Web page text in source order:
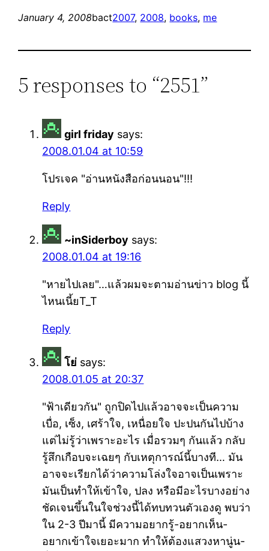
January 4, 2008bact2007, 2008, books, me
5 responses to “2551”
girl friday says:
2008.01.04 at 10:59
โปรเจค "อ่านหนังสือก่อนนอน"!!!
Reply
~inSiderboy says:
2008.01.04 at 19:16
"หายไปเลย"…แล้วผมจะตามอ่านข่าว blog นี้
ไหนเนี้ยT_T
Reply
โย่ says:
2008.01.05 at 20:37
"ฟ้าเดียวกัน" ถูกปิดไปแล้วอาจจะเป็นความ
เบื่อ, เซ็ง, เศร้าใจ, เหนื่อยใจ ปะปนกันไปบ้าง
แต่ไม่รู้ว่าเพราะอะไร เมื่อรวมๆ กันแล้ว กลับ
รู้สึกเกือบจะเฉยๆ กับเหตุการณ์นี้บางที… มัน
อาจจะเรียกได้ว่าความโล่งใจอาจเป็นเพราะ
มันเป็นทำให้เข้าใจ, ปลง หรือมีอะไรบางอย่าง
ชัดเจนขึ้นในใจช่วงนี้ได้ทบทวนตัวเองดู พบว่า
ใน 2-3 ปีมานี้ มีความอยากรู้-อยากเห็น-
อยากเข้าใจเยอะมาก ทำให้ต้องแสวงหานู่น-